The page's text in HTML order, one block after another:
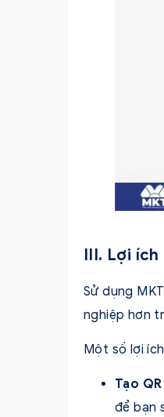
III. Lợi
Sử dụng
nghiệp hơn
Một số lợi
Tạo
để bạn